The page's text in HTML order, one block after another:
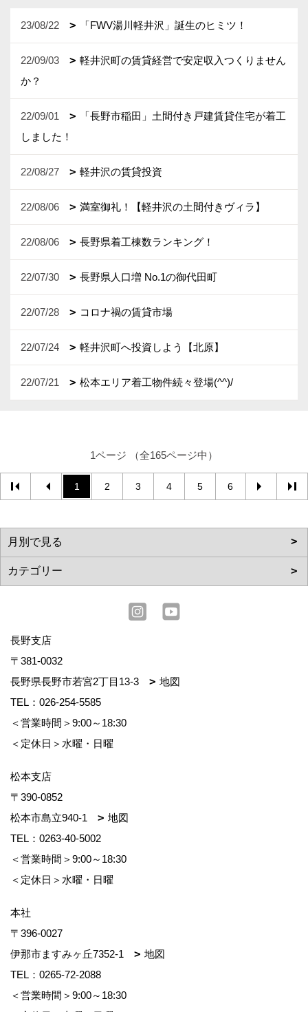
23/08/22 「FWV湯川軽井沢」誕生のヒミツ！
22/09/03
軽井沢町の賃貸経営で安定収入つくりません
か？
22/09/01
「長野市稲田」土間付き戸建賃貸住宅が着工
しました！
22/08/27 軽井沢の賃貸投資
22/08/06 満室御礼！【軽井沢の土間付きヴィラ】
22/08/06 長野県着工棟数ランキング！
22/07/30 長野県人口増 No.1の御代田町
22/07/28 コロナ禍の賃貸市場
22/07/24 軽井沢町へ投資しよう【北原】
22/07/21 松本エリア着工物件続々登場(^^)/
1ページ （全165ページ中）
1 2 3 4 5 6
長野支店
〒381-0032
長野県長野市若宮2丁目13-3
地図
TEL： 026-254-5585
＜営業時間＞9:00～18:30
＜定休日＞水曜・日曜
松本支店
〒390-0852
松本市島立940-1
地図
TEL： 0263-40-5002
＜営業時間＞9:00～18:30
＜定休日＞水曜・日曜
本社
〒396-0027
伊那市ますみヶ丘7352-1
地図
TEL： 0265-72-2088
＜営業時間＞9:00～18:30